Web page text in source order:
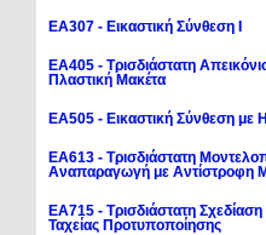
ΕΑ307 - Εικαστική Σύνθεση Ι
ΕΑ405 - Τρισδιάστατη
Πλαστική Μακέτα
ΕΑ505 - Εικαστική Σύνθεση με
ΕΑ613 - Τρισδιάστατη
Αναπαραγωγή με Αντίστροφη
ΕΑ715 - Τρισδιάστατη
Ταχείας Προτυποποίησης